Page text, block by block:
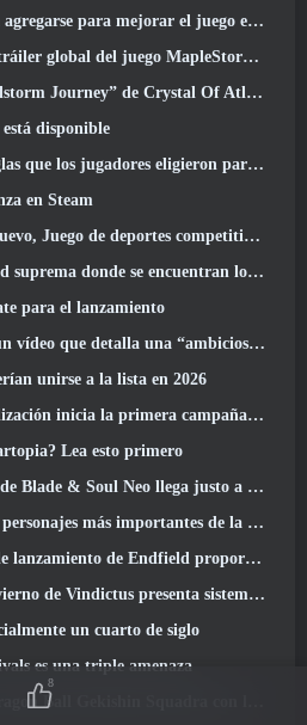
para mejorar el juego en 2026
del juego MapleStory Classic World
de Crystal Of Atlan eleva el límite de nivel a 70
disponible
eligieron para el próximo servidor Frostreaver de EverQuest
en Steam
La prueba beta cerrada del fútbol estilo libre 2 está en camino
donde se encuentran los vientos
para el lanzamiento
una “ambiciosa serie de actualizaciones de contenido”
unirse a la lista en 2026
inicia la primera campaña de 2026
Lea esto primero
Neo llega justo a tiempo para el primer aniversario
más importantes de la temporada 6
proporciona detalles sobre el sistema de monetización del juego
sistemas para facilitar la progresión de los jugadores
un cuarto de siglo
es una triple amenaza
Squadra con la llegada de la temporada 3
8